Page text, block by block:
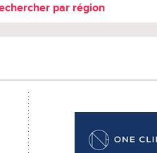
par région